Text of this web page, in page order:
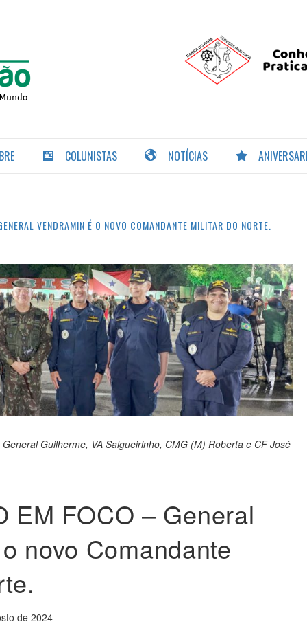
COLUNISTAS NOTÍCIAS
VENDRAMIN É O NOVO COMANDANTE MILITAR DO NORTE.
Guilherme, VA Salgueirinho, CMG (M) Roberta e CF José
EM FOCO – General
novo Comandante
de 2024